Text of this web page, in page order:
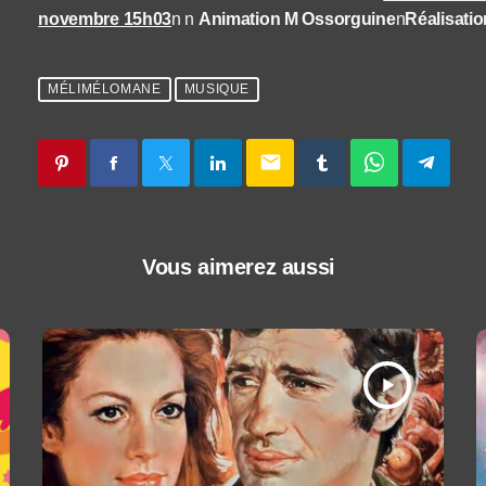
novembre 15h03n n Animation M Ossorguinen
MÉLIMÉLOMANE MUSIQUE
email
Vous aimerez aussi
play_arrow